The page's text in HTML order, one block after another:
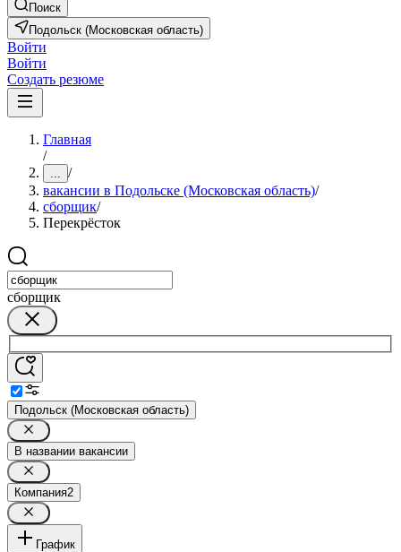
Поиск
Подольск (Московская область)
Войти
Войти
Создать резюме
Главная
/
... /
вакансии в Подольске (Московская область)/
сборщик/
Перекрёсток
сборщик
Подольск (Московская область)
В названии вакансии
Компания2
График